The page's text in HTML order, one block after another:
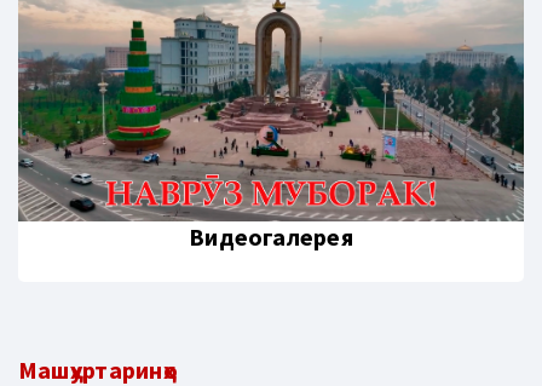
Видеогалерея
Машҳуртаринҳо